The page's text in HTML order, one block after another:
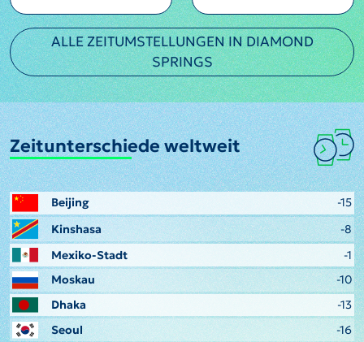
ALLE ZEITUMSTELLUNGEN IN DIAMOND
SPRINGS
Zeitunterschiede weltweit
Beijing
-15
Kinshasa
-8
Mexiko-Stadt
-1
Moskau
-10
Dhaka
-13
Seoul
-16